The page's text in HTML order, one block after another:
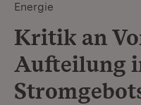
Energie
Kritik an
Aufteilung